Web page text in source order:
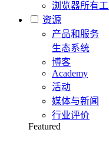
浏览器所有
资源
产品和服务
生态系统
博客
Academy
活动
媒体与新闻
行业评价
Featured